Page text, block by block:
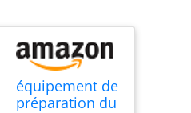
équipement de
préparation du